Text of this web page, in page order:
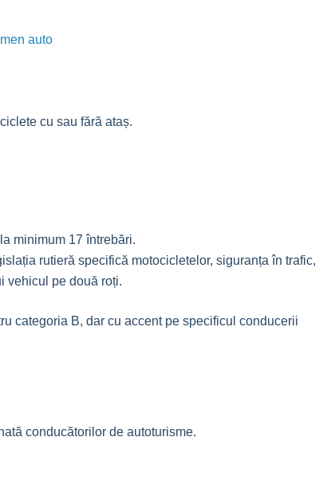
cu sau fără ataș.
minimum 17 întrebări.
rutieră specifică motocicletelor, siguranța în trafic,
vehicul pe două roți.
categoria B, dar cu accent pe specificul conducerii
conducătorilor de autoturisme.